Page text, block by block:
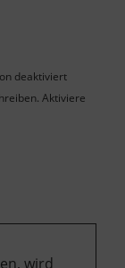
deaktiviert
Aktiviere
wird